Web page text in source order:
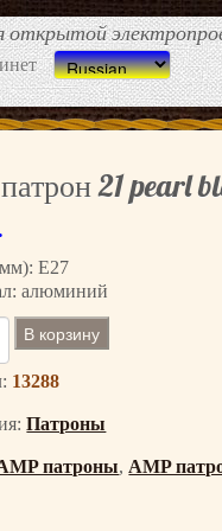
открытой
21 pearl
E27
алюминий
В корзину
13288
Патроны
патроны, AMP